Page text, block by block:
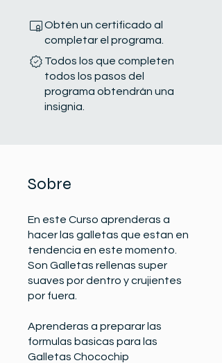
Obtén un certificado al
completar el programa.
Todos los que completen
todos los pasos del
programa obtendrán una
insignia.
Sobre
En este Curso aprenderas a
hacer las galletas que estan en
tendencia en este momento.
Son Galletas rellenas super
suaves por dentro y crujientes
por fuera.
Aprenderas a preparar las
formulas basicas para las
Galletas Chocochip